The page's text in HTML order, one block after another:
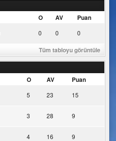
O AV Puan
0 0 0
Tüm tabloyu görüntüle
O AV Puan
5 23 15
3 28 9
4 16 9